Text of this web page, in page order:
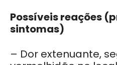
Possíveis reações
sintomas)
– Dor extenuante,